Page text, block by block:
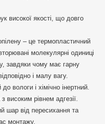
високої якості, що довго
– це термопластичний
молекулярні одиниці
завдяки чому має гарну
і малу вагу.
вологи і хімічно інертний.
високим рівнем адгезії.
шар від пересихання та
монтажу.